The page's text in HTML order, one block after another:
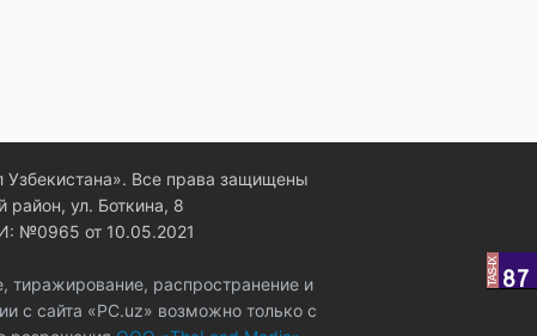
Все права защищены
район, ул. Боткина, 8
№0965 от 10.05.2021
тиражирование, распространение и
с сайта «PC.uz» возможно только с